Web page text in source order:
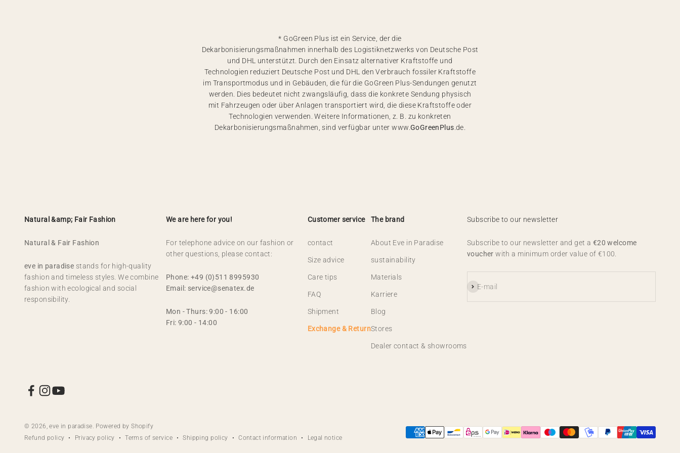
* GoGreen Plus ist ein Service, der die
Dekarbonisierungsmaßnahmen innerhalb des Logistiknetzwerks von Deutsche Post
und DHL unterstützt. Durch den Einsatz alternativer Kraftstoffe und
Technologien reduziert Deutsche Post und DHL den Verbrauch fossiler Kraftstoffe
im Transportmodus und in Gebäuden, die für die GoGreen Plus-Sendungen genutzt
werden. Dies bedeutet nicht zwangsläufig, dass die konkrete Sendung physisch
mit Fahrzeugen oder über Anlagen transportiert wird, die diese Kraftstoffe oder
Technologien verwenden. Weitere Informationen, z. B. zu konkreten
Dekarbonisierungsmaßnahmen, sind verfügbar unter www. GoGreenPlus .de.
Natural &amp; Fair Fashion
Natural & Fair Fashion
eve in paradise stands for high-quality
fashion and timeless styles. We combine
fashion with ecological and social
responsibility.
We are here for you!
For telephone advice on our fashion or
other questions, please contact:
Phone: +49 (0)511 8995930
Email: service@senatex.de
Mon - Thurs: 9:00 - 16:00
Fri: 9:00 - 14:00
Customer service
contact
Size advice
Care tips
FAQ
Shipment
Exchange & Return
The brand
About Eve in Paradise
sustainability
Materials
Karriere
Blog
Stores
Dealer contact & showrooms
Subscribe to our newsletter
Subscribe to our newsletter and get a €20 welcome
voucherwith a minimum order value of €100.
E-mail
Subscribe
© 2026, eve in paradise. Powered by Shopify
Refund policy
Privacy policy Terms of service Shipping policy Contact information Legal notice